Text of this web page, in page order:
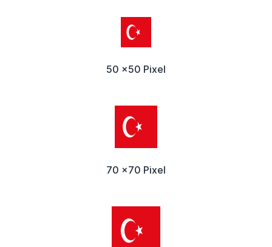
50 x50 Pixel
70 x70 Pixel